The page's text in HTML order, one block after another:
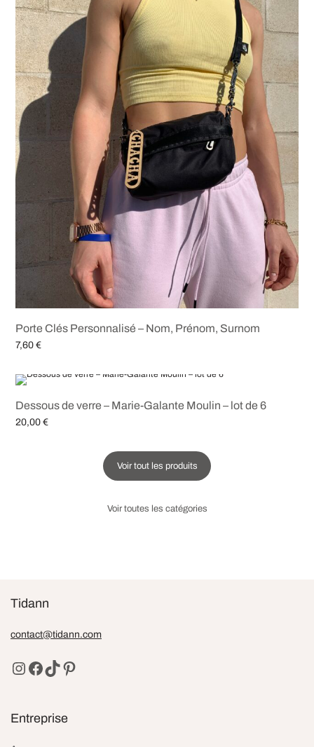
Porte Clés Personnalisé – Nom, Prénom, Surnom
7,60 €
Dessous de verre – Marie-Galante Moulin – lot de 6
20,00 €
Voir tout les produits
Voir toutes les catégories
Tidann
contact@tidann.com
Entreprise